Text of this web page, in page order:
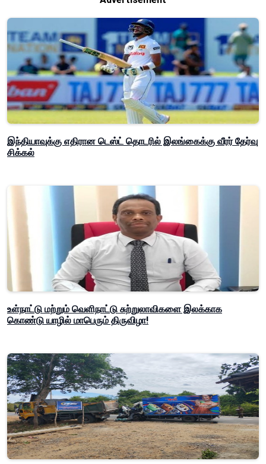
இந்தியாவுக்கு எதிரான டெஸ்ட் தொடரில் இலங்கைக்கு வீரர் தேர்வு
சிக்கல்
உள்நாட்டு மற்றும் வெளிநாட்டு சுற்றுலாவிகளை இலக்காக
கொண்டு யாழில் மாபெரும் திருவிழா!